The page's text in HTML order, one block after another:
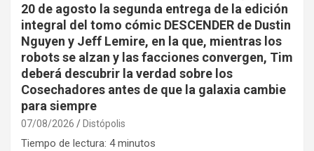
20 de agosto la segunda entrega de la edición
integral del tomo cómic DESCENDER de Dustin
Nguyen y Jeff Lemire, en la que, mientras los
robots se alzan y las facciones convergen, Tim
deberá descubrir la verdad sobre los
Cosechadores antes de que la galaxia cambie
para siempre
07/08/2026 Distópolis
Tiempo de lectura: 4 minutos